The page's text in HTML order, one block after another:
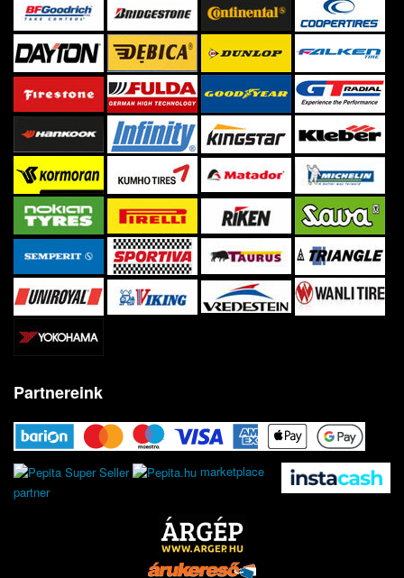
Partnereink
marketplace
partner